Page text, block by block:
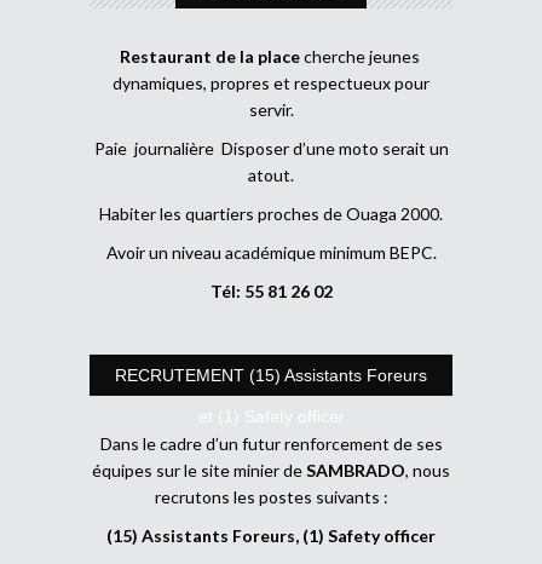
Restaurant de la placecherche jeunes
dynamiques, propres et respectueux pour
servir.
Paie journalière Disposer d’une moto serait un
atout.
Habiter les quartiers proches de Ouaga 2000.
Avoir un niveau académique minimum BEPC.
Tél: 55 81 26 02
RECRUTEMENT (15) Assistants Foreurs
et (1) Safety officer
Dans le cadre d’un futur renforcement de ses
équipes sur le site minier deSAMBRADO, nous
recrutons les postes suivants :
(15) Assistants Foreurs, (1) Safety officer